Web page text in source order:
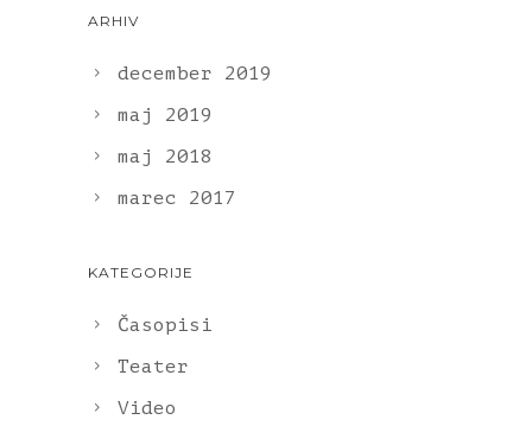
ARHIV
december 2019
maj 2019
maj 2018
marec 2017
KATEGORIJE
Časopisi
Teater
Video